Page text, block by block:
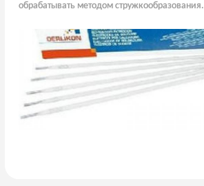
обрабатывать методом стружкообразования.